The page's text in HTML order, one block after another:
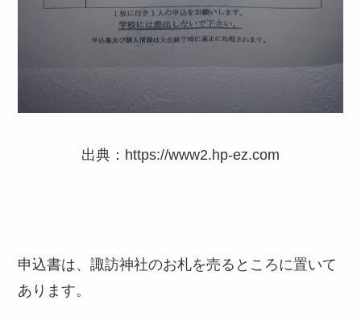
出典：https://www2.hp-ez.com
申込書は、諏訪神社のお札を売るところに置いて
あります。